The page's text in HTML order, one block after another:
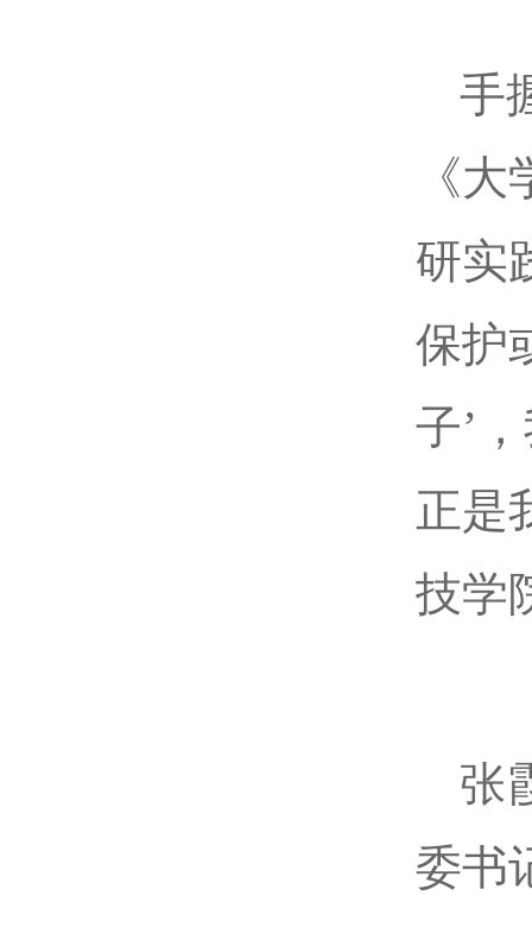
手
《
研实
保护
子’
正是
技学
张
委书